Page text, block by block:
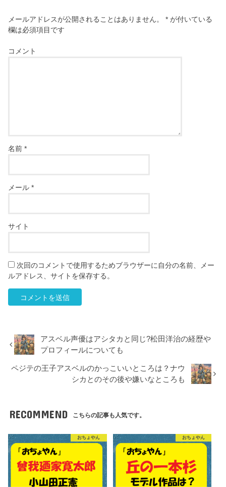
メールアドレスが公開されることはありません。 * が付いている
欄は必須項目です
コメント
名前*
メール*
サイト
次回のコメントで使用するためブラウザーに自分の名前、メー
ルアドレス、サイトを保存する。
アスベル声優はアシタカと同じ?松田洋治の経歴や
プロフィールについても
ペジテの王子アスベルのかっこいいところは？ナウ
シカとのその後や嫌いなところも
RECOMMEND こちらの記事も人気です。
おちょやん おちょやん